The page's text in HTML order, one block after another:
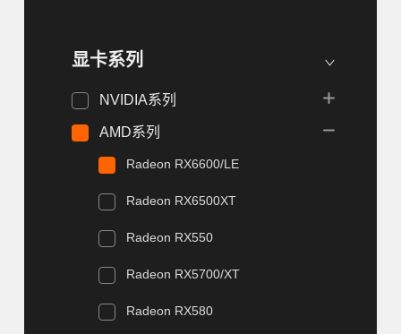
显卡系列
NVIDIA系列
AMD系列
Radeon RX6600/LE
Radeon RX6500XT
Radeon RX550
Radeon RX5700/XT
Radeon RX580